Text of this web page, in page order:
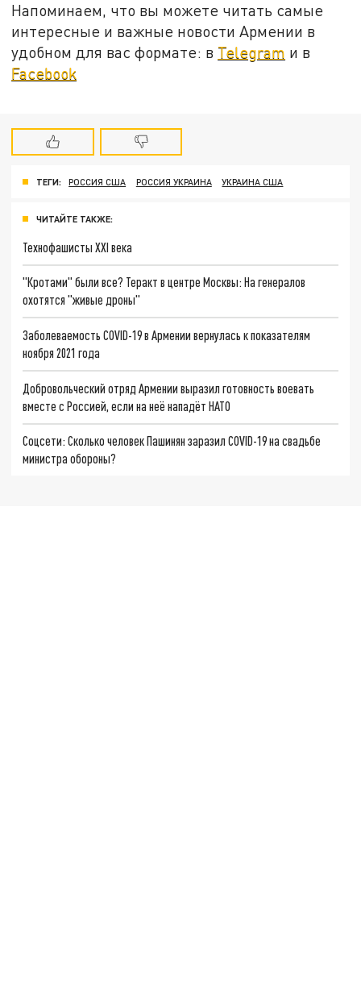
Напоминаем, что вы можете читать самые
интересные и важные новости Армении в
удобном для вас формате: в Telegram и в
Facebook
ТЕГИ: РОССИЯ США РОССИЯ УКРАИНА УКРАИНА США
ЧИТАЙТЕ ТАКЖЕ:
Технофашисты XXI века
"Кротами" были все? Теракт в центре Москвы: На генералов
охотятся "живые дроны"
Заболеваемость COVID-19 в Армении вернулась к показателям
ноября 2021 года
Добровольческий отряд Армении выразил готовность воевать
вместе с Россией, если на неё нападёт НАТО
Соцсети: Сколько человек Пашинян заразил COVID-19 на свадьбе
министра обороны?